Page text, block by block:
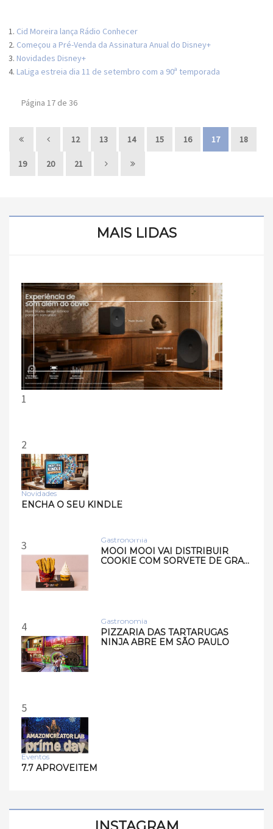
Cid Moreira lança Rádio Conhecer
Começou a Pré-Venda da Assinatura Anual do Disney+
Novidades Disney+
LaLiga estreia dia 11 de setembro com a 90ª temporada
Página 17 de 36
12 13 14 15 16 17 18
19 20 21
MAIS LIDAS
1
Tecnologia
Musi…
2
Novidades
ENCHA O SEU KINDLE
3 Gastronomia
MOOI MOOI VAI DISTRIBUIR
COOKIE COM SORVETE DE GRA…
4 Gastronomia
PIZZARIA DAS TARTARUGAS
NINJA ABRE EM SÃO PAULO
5
Eventos
7.7 APROVEITEM